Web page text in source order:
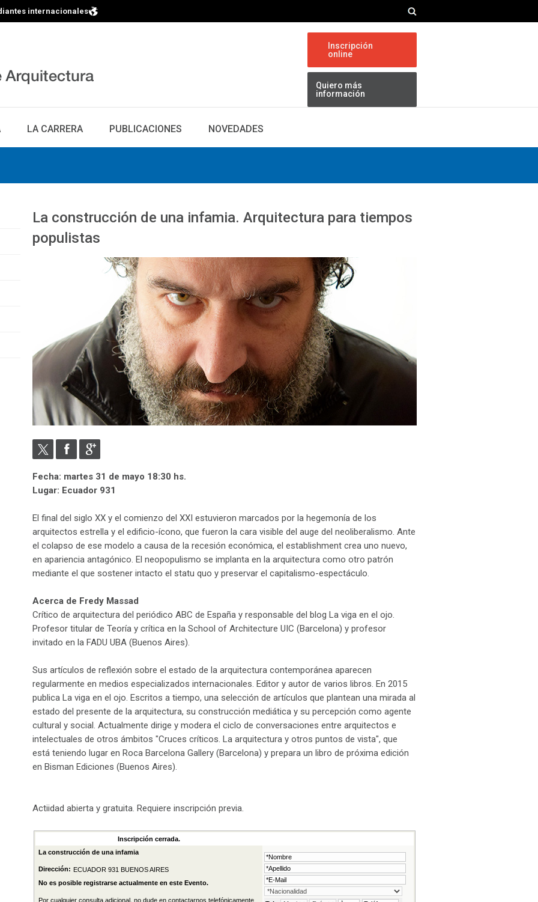
internacionales
Inscripción
online
Quiero más
información
LA CARRERA PUBLICACIONES NOVEDADES
La construcción de una infamia. Arquitectura para tiempos
populistas
Fecha: martes 31 de mayo 18:30 hs.
Lugar: Ecuador 931
El final del siglo XX y el comienzo del XXI estuvieron marcados por la hegemonía de los
arquitectos estrella y el edificio-ícono, que fueron la cara visible del auge del neoliberalismo. Ante
el colapso de ese modelo a causa de la recesión económica, el establishment crea uno nuevo,
en apariencia antagónico. El neopopulismo se implanta en la arquitectura como otro patrón
mediante el que sostener intacto el statu quo y preservar el capitalismo-espectáculo.
Acerca de Fredy Massad
Crítico de arquitectura del periódico ABC de España y responsable del blog La viga en el ojo.
Profesor titular de Teoría y crítica en la School of Architecture UIC (Barcelona) y profesor
invitado en la FADU UBA (Buenos Aires).
Sus artículos de reflexión sobre el estado de la arquitectura contemporánea aparecen
regularmente en medios especializados internacionales. Editor y autor de varios libros. En 2015
publica La viga en el ojo. Escritos a tiempo, una selección de artículos que plantean una mirada al
estado del presente de la arquitectura, su construcción mediática y su percepción como agente
cultural y social. Actualmente dirige y modera el ciclo de conversaciones entre arquitectos e
intelectuales de otros ámbitos "Cruces críticos. La arquitectura y otros puntos de vista", que
está teniendo lugar en Roca Barcelona Gallery (Barcelona) y prepara un libro de próxima edición
en Bisman Ediciones (Buenos Aires).
Actiidad abierta y gratuita. Requiere inscripción previa.